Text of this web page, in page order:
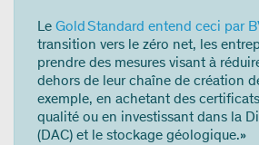
Le Gold Standard entend ceci par
transition vers le zéro net, les
prendre des mesures visant à
dehors de leur chaîne de création
exemple, en achetant des
qualité ou en investissant dans la
(DAC) et le stockage géologique.»